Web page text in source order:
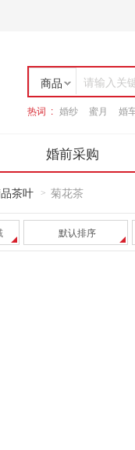
商品
店铺
请输入关
热词 : 婚纱 蜜月 婚
婚前采购
茶叶 > 菊花茶
默认排序